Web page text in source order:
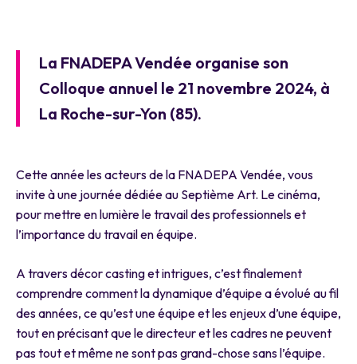
La FNADEPA Vendée organise son
Colloque annuel le 21 novembre 2024, à
La Roche-sur-Yon (85).
Cette année les acteurs de la FNADEPA Vendée, vous
invite à une journée dédiée au Septième Art. Le cinéma,
pour mettre en lumière le travail des professionnels et
l’importance du travail en équipe.
A travers décor casting et intrigues, c’est finalement
comprendre comment la dynamique d’équipe a évolué au fil
des années, ce qu’est une équipe et les enjeux d’une équipe,
tout en précisant que le directeur et les cadres ne peuvent
pas tout et même ne sont pas grand-chose sans l’équipe.